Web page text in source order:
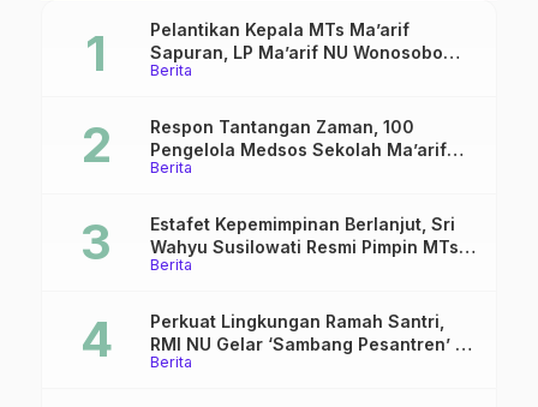
Berita
Pelantikan Kepala MTs Ma’arif
Sapuran, LP Ma’arif NU Wonosobo
Tekankan Lima Amanah
Berita
Respon Tantangan Zaman, 100
Pengelola Medsos Sekolah Ma’arif
Pekalongan Ikuti Pelatihan Literasi
Berita
Estafet Kepemimpinan Berlanjut, Sri
Wahyu Susilowati Resmi Pimpin MTs
Ma’arif Sapuran
Berita
Perkuat Lingkungan Ramah Santri,
RMI NU Gelar ‘Sambang Pesantren’ di
Pati